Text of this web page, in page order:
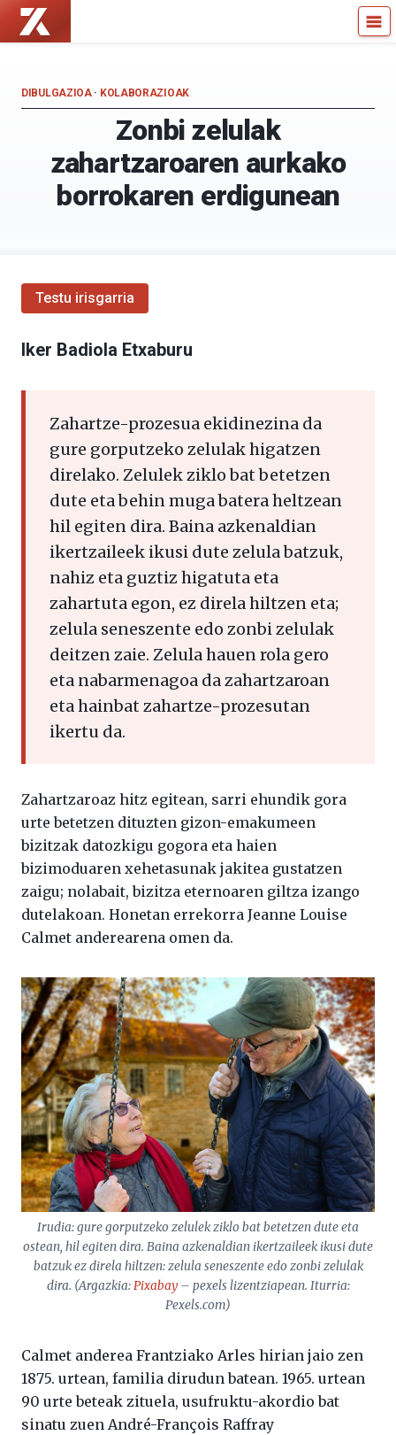
Zientzia
Kultura
Kultura
Zonbi zelulak
zahartzaroaren aurkako
borrokaren erdigunean
DIBULGAZIOA· KOLABORAZIOAK
Testu irisgarria
Iker Badiola Etxaburu
Zahartze-prozesua ekidinezina da
gure gorputzeko zelulak higatzen
direlako. Zelulek ziklo bat betetzen
dute eta behin muga batera heltzean
hil egiten dira. Baina azkenaldian
ikertzaileek ikusi dute zelula batzuk,
nahiz eta guztiz higatuta eta
zahartuta egon, ez direla hiltzen eta;
zelula seneszente edo zonbi zelulak
deitzen zaie. Zelula hauen rola gero
eta nabarmenagoa da zahartzaroan
eta hainbat zahartze-prozesutan
ikertu da.
Zahartzaroaz hitz egitean, sarri ehundik gora
urte betetzen dituzten gizon-emakumeen
bizitzak datozkigu gogora eta haien
bizimoduaren xehetasunak jakitea gustatzen
zaigu; nolabait, bizitza eternoaren giltza izango
dutelakoan. Honetan errekorra Jeanne Louise
Calmet anderearena omen da.
Irudia: gure gorputzeko zelulek ziklo bat betetzen dute eta
ostean, hil egiten dira. Baina azkenaldian ikertzaileek ikusi dute
batzuk ez direla hiltzen: zelula seneszente edo zonbi zelulak
dira. (Argazkia:Pixabay– pexels lizentziapean. Iturria:
Pexels.com)
Calmet anderea Frantziako Arles hirian jaio zen
1875. urtean, familia dirudun batean. 1965. urtean
90 urte beteak zituela, usufruktu-akordio bat
sinatu zuen André-François Raffray